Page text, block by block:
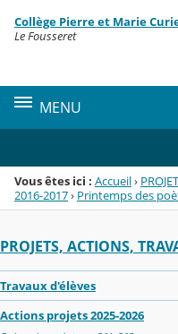
Menu de la rubrique
Contenu
Collège Pierre et Marie
Le Fousseret
MENU
Vous êtes ici : Accueil›
2016-2017› Printemps des
PROJETS, ACTIONS,
Travaux d'élèves
Actions projets 2025-2026